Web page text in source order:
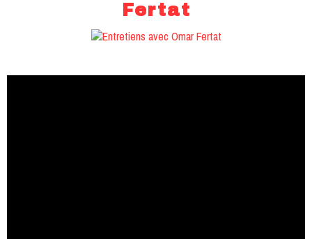
Fertat